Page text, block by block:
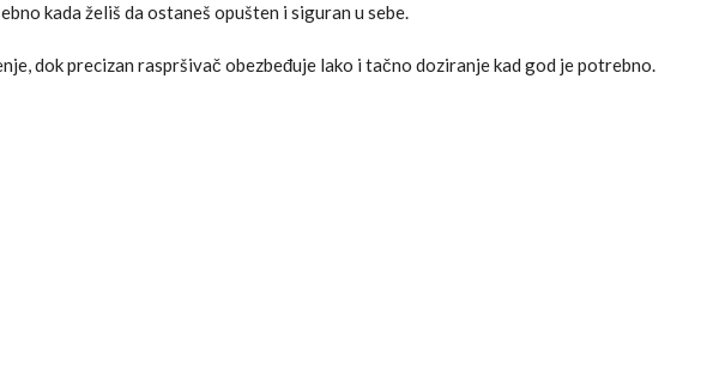
kada želiš da ostaneš opušten i siguran u sebe.
dok precizan raspršivač obezbeđuje lako i tačno doziranje kad god je potrebno.